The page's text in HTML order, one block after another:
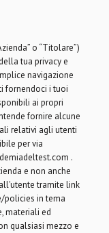
o “Titolare”)
tua privacy e
navigazione
fornendoci i tuoi
ai propri
fornire alcune
relativi agli utenti
per via
.
e non anche
tramite link
policies in tema
materiali ed
qualsiasi mezzo e